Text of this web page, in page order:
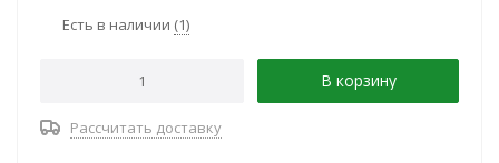
Есть в наличии (1)
В корзину
Рассчитать доставку